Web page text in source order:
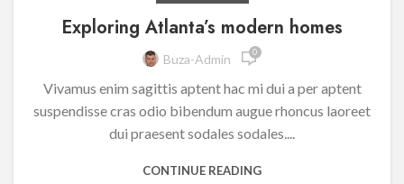
Exploring Atlanta’s modern homes
Buza-Admin 0
Vivamus enim sagittis aptent hac mi dui a per aptent
suspendisse cras odio bibendum augue rhoncus laoreet
dui praesent sodales sodales....
CONTINUE READING